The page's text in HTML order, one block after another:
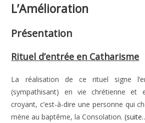
L’Amélioration
Présentation
Rituel d’entrée en Catharisme
La réalisation de ce rituel signe
(sympathisant) en vie chrétienne
croyant, c’est-à-dire une personne qui
mène au baptême, la Consolation.